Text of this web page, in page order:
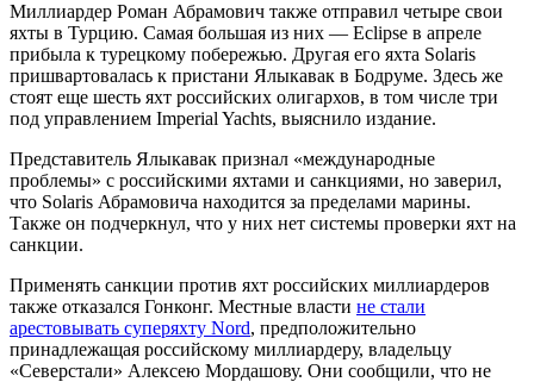
Миллиардер Роман Абрамович также отправил четыре свои
яхты в Турцию. Самая большая из них — Eclipse в апреле
прибыла к турецкому побережью. Другая его яхта Solaris
пришвартовалась к пристани Ялыкавак в Бодруме. Здесь же
стоят еще шесть яхт российских олигархов, в том числе три
под управлением Imperial Yachts, выяснило издание.
Представитель Ялыкавак признал «международные
проблемы» с российскими яхтами и санкциями, но заверил,
что Solaris Абрамовича находится за пределами марины.
Также он подчеркнул, что у них нет системы проверки яхт на
санкции.
Применять санкции против яхт российских миллиардеров
также отказался Гонконг. Местные власти не стали
арестовывать суперяхту Nord, предположительно
принадлежащая российскому миллиардеру, владельцу
«Северстали» Алексею Мордашову. Они сообщили, что не